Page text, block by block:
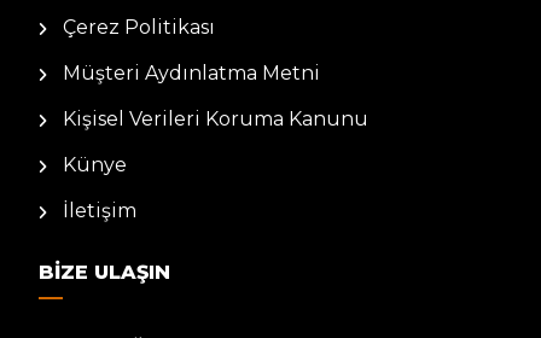
Çerez Politikası
Müşteri Aydınlatma Metni
Kişisel Verileri Koruma Kanunu
Künye
İletişim
BIZE ULAŞIN